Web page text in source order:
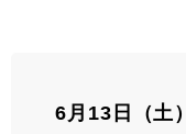
看護師募集
6月13日（土